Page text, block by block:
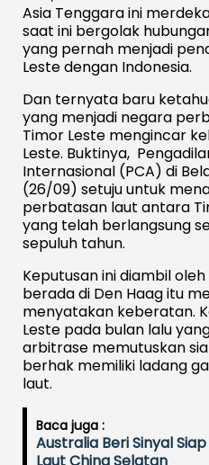
Asia Tenggara ini
saat ini bergolak
yang pernah menjadi
Leste dengan Indonesia.
Dan ternyata baru
yang menjadi negara
Timor Leste mengincar
Leste. Buktinya,
Internasional (PCA) di
(26/09) setuju untuk
perbatasan laut antara
yang telah berlangsung
sepuluh tahun.
Keputusan ini diambil
berada di Den Haag itu
menyatakan keberatan.
Leste pada bulan lalu
arbitrase memutuskan
berhak memiliki ladang
laut.
Baca juga :
Australia Beri Sinyal
Laut China Selatan